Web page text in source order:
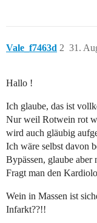
Vale_f7463d 31.
2
Hallo !
Ich glaube, das ist
Nur weil Rotwein rot
wird auch gläubig
Ich wäre selbst davon
Bypässen, glaube aber
Fragt man den
Wein in Massen ist
Infarkt??!!